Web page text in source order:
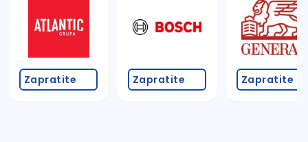
Zapratite Zapratite Zapratite